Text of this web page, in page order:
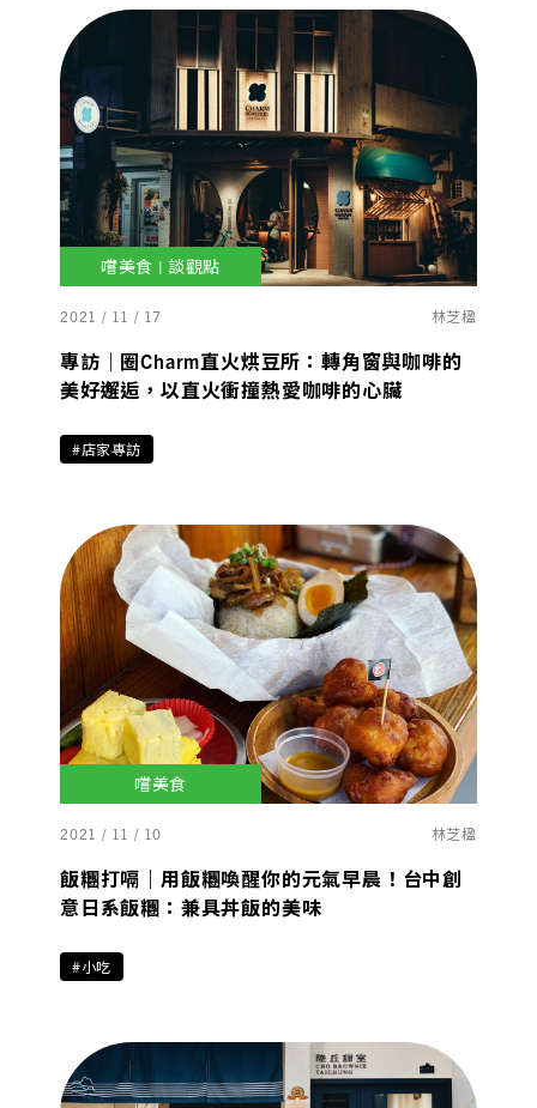
嚐美食 | 談觀點
2021 / 11 / 17 林芝楹
專訪｜圈Charm直火烘豆所：轉角窗與咖啡的
美好邂逅，以直火衝撞熱愛咖啡的心臟
#店家專訪
嚐美食
2021 / 11 / 10 林芝楹
飯糰打嗝｜用飯糰喚醒你的元氣早晨！台中創
意日系飯糰：兼具丼飯的美味
#小吃